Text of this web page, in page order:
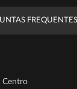
FREQUENTES
Centro